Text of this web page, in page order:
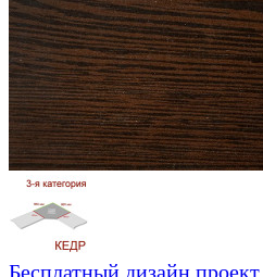
Бесплатный дизайн проект